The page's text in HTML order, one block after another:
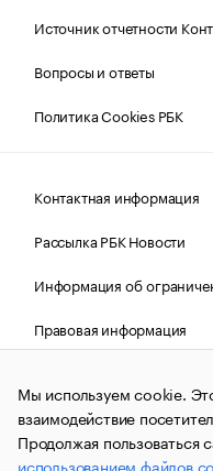
Источник отчетности
Вопросы и ответы
Политика Cookies РБК
Контактная информация
Рассылка РБК Новости
Информация об
Правовая информация
и материалы
(зарегистрировано
связи, информационных
коммуникаций
№ФС77-63848)
Мы используем cookie.
взаимодействие
Продолжая пользоваться
использованием файлов